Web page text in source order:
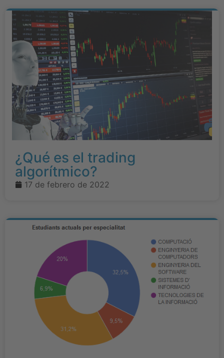
¿Qué es el trading
algorítmico?
17 de febrero de 2022